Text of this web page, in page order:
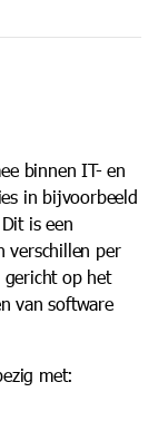
binnen IT- en
in bijvoorbeeld
is een
verschillen per
op het
van software
met: